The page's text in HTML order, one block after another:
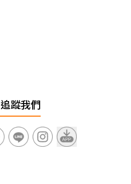
追蹤我們